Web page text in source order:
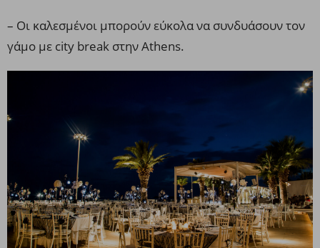
– Οι καλεσμένοι μπορούν εύκολα να συνδυάσουν τον
γάμο με city break στην Athens.